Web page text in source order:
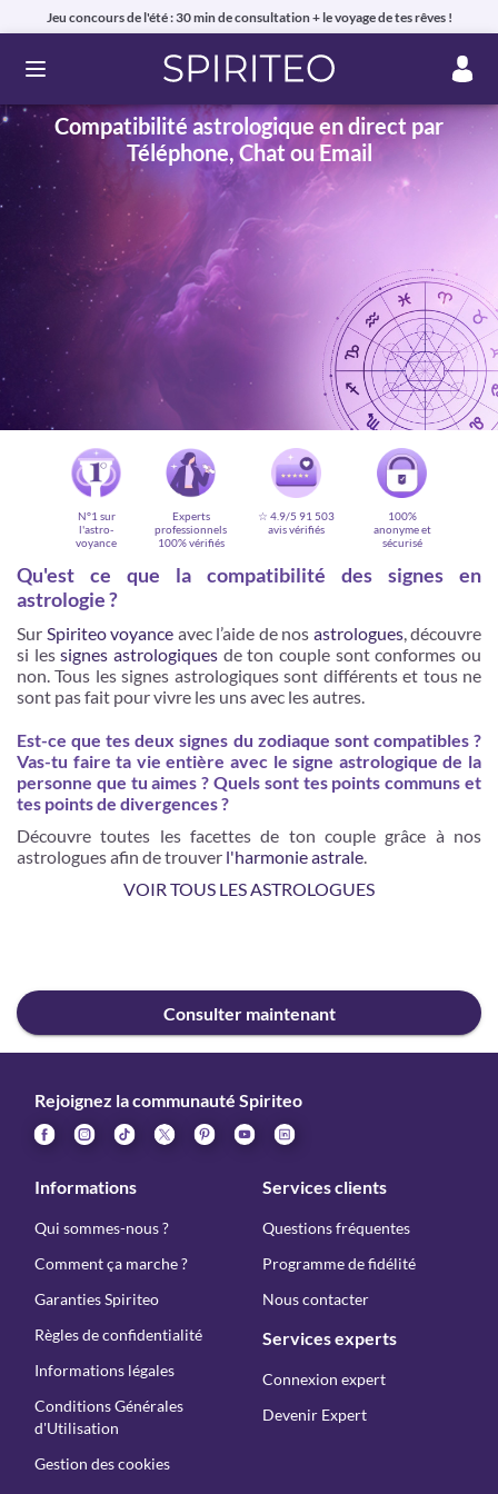
Jeu concours de l'été : 30 min de consultation + le voyage de tes rêves !
Ouvrir le menu
Compatibilité astrologique en direct par
Téléphone, Chat ou Email
Voyance privée en ligne par téléphone, chat ou mail
99% de clients satisfaits, avis authentiques !
Je m'inscris
N°1 sur
l'astro-
voyance
Experts
professionnels
100% vérifiés
☆ 4.9/5 91 503
avis vérifiés
100%
anonyme et
sécurisé
Qu'est ce que la compatibilité des signes en
astrologie ?
Sur Spiriteo voyance avec l’aide de nos astrologues, découvre
si lessignes astrologiques de ton couple sont conformes ou
non. Tous les signes astrologiques sont différents et tous ne
sont pas fait pour vivre les uns avec les autres.
Est-ce que tes deux signes du zodiaque sont compatibles ?
Vas-tu faire ta vie entière avec le signe astrologique de la
personne que tu aimes ? Quels sont tes points communs et
tes points de divergences ?
Découvre toutes les facettes de ton couple grâce à nos
astrologues afin de trouver l'harmonie astrale.
VOIR TOUS LES ASTROLOGUES
Consulter maintenant
Rejoignez la communauté Spiriteo
Informations
Qui sommes-nous ?
Comment ça marche ?
Garanties Spiriteo
Règles de confidentialité
Informations légales
Conditions Générales
d'Utilisation
Gestion des cookies
Services clients
Questions fréquentes
Programme de fidélité
Nous contacter
Services experts
Connexion expert
Devenir Expert